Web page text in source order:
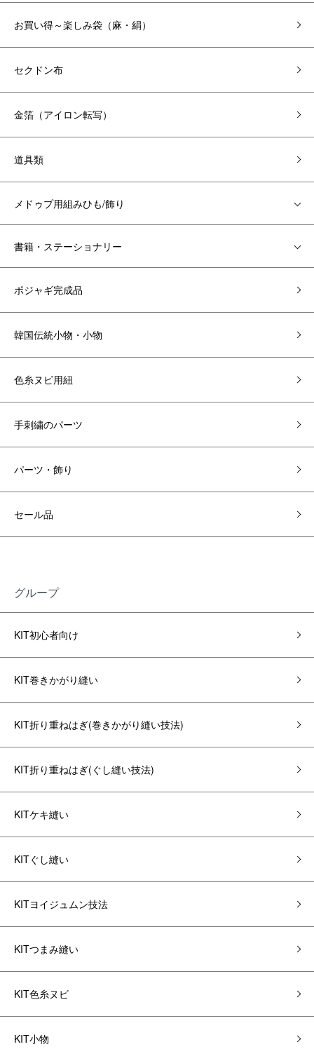
お買い得～楽しみ袋（麻・絹）
セクドン布
金箔（アイロン転写）
道具類
メドゥプ用組みひも/飾り
書籍・ステーショナリー
ポジャギ完成品
韓国伝統小物・小物
色糸ヌビ用紐
手刺繍のパーツ
パーツ・飾り
セール品
グループ
KIT初心者向け
KIT巻きかがり縫い
KIT折り重ねはぎ(巻きかがり縫い技法)
KIT折り重ねはぎ(ぐし縫い技法)
KITケキ縫い
KITぐし縫い
KITヨイジュムン技法
KITつまみ縫い
KIT色糸ヌビ
KIT小物